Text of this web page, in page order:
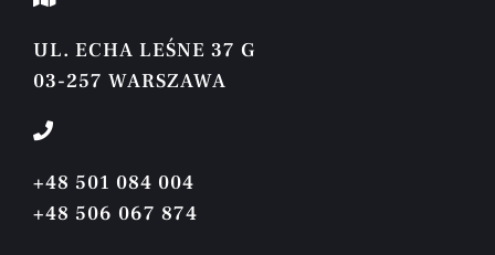
UL. ECHA LEŚNE 37 G
03-257 WARSZAWA
+48 501 084 004
+48 506 067 874